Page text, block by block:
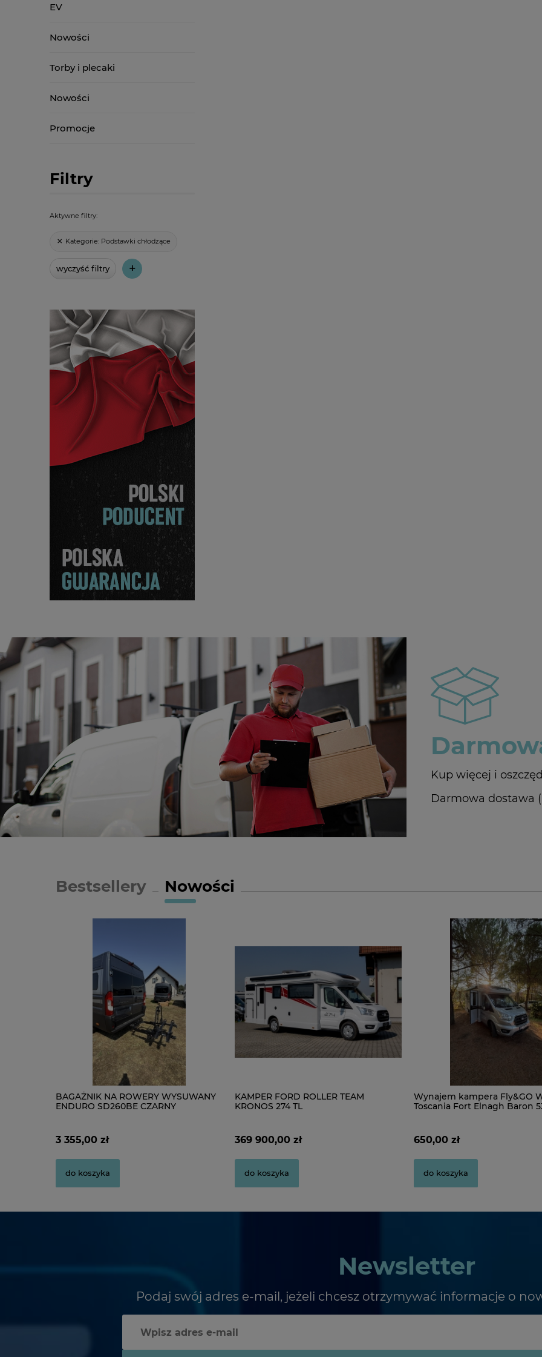
EV
Nowości
Torby i plecaki
Nowości
Promocje
Filtry
Aktywne filtry:
Kategorie: Podstawki chłodzące
wyczyść filtry +
Kup więcej i
Darmowa dostawa
Nowości
Bestsellery
BAGAŻNIK NA ROWERY WYSUWANY
ENDURO SD260BE CZARNY
3 355,00 zł
do koszyka
KAMPER FORD ROLLER TEAM
KRONOS 274 TL
369 900,00 zł
do koszyka
Wynajem kampera Fly&GO
Toscania Fort Elnagh Baron
650,00 zł
do koszyka
Newsletter
Podaj swój adres e-mail, jeżeli chcesz otrzymywać informacje o